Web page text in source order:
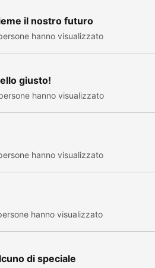
il nostro futuro
hanno visualizzato
giusto!
hanno visualizzato
hanno visualizzato
hanno visualizzato
di speciale